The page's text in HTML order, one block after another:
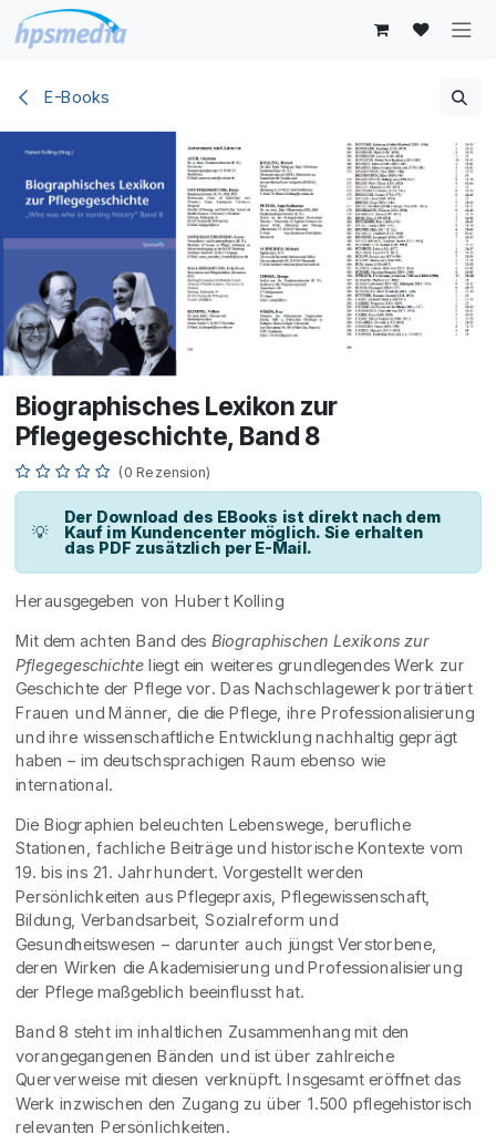
Zum Inhalt springen
E-Books
Biographisches Lexikon zur
Pflegegeschichte, Band 8
(0 Rezension)
💡
Der Download des EBooks ist direkt nach dem
Kauf im Kundencenter möglich. Sie erhalten
das PDF zusätzlich per E-Mail.
Herausgegeben von Hubert Kolling
Mit dem achten Band des Biographischen Lexikons zur
Pflegegeschichteliegt ein weiteres grundlegendes Werk zur
Geschichte der Pflege vor. Das Nachschlagewerk porträtiert
Frauen und Männer, die die Pflege, ihre Professionalisierung
und ihre wissenschaftliche Entwicklung nachhaltig geprägt
haben – im deutschsprachigen Raum ebenso wie
international.
Die Biographien beleuchten Lebenswege, berufliche
Stationen, fachliche Beiträge und historische Kontexte vom
19. bis ins 21. Jahrhundert. Vorgestellt werden
Persönlichkeiten aus Pflegepraxis, Pflegewissenschaft,
Bildung, Verbandsarbeit, Sozialreform und
Gesundheitswesen – darunter auch jüngst Verstorbene,
deren Wirken die Akademisierung und Professionalisierung
der Pflege maßgeblich beeinflusst hat.
Band 8 steht im inhaltlichen Zusammenhang mit den
vorangegangenen Bänden und ist über zahlreiche
Querverweise mit diesen verknüpft. Insgesamt eröffnet das
Werk inzwischen den Zugang zu über 1.500 pflegehistorisch
relevanten Persönlichkeiten.